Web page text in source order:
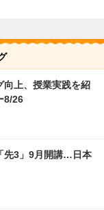
向上、授業実践を紹
8/26
先3」9月開講…日本